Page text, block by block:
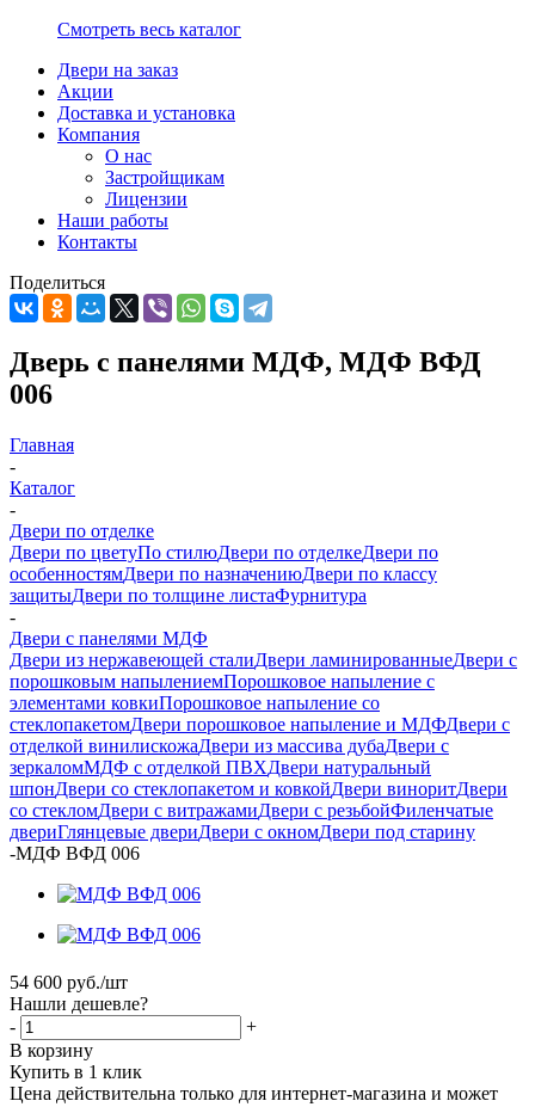
Смотреть весь каталог
Двери на заказ
Акции
Доставка и установка
Компания
О нас
Застройщикам
Лицензии
Наши работы
Контакты
Поделиться
Дверь с панелями МДФ, МДФ ВФД
006
Главная
-
Каталог
-
Двери по отделке
Двери по цветуПо стилюДвери по отделкеДвери по
особенностямДвери по назначениюДвери по классу
защитыДвери по толщине листаФурнитура
-
Двери с панелями МДФ
Двери из нержавеющей сталиДвери ламинированныеДвери с
порошковым напылениемПорошковое напыление с
элементами ковкиПорошковое напыление со
стеклопакетомДвери порошковое напыление и МДФДвери с
отделкой винилискожаДвери из массива дубаДвери с
зеркаломМДФ с отделкой ПВХДвери натуральный
шпонДвери со стеклопакетом и ковкойДвери виноритДвери
со стекломДвери с витражамиДвери с резьбойФиленчатые
двериГлянцевые двериДвери с окномДвери под старину
-МДФ ВФД 006
54 600 руб./шт
Нашли дешевле?
-
+
В корзину
Купить в 1 клик
Цена действительна только для интернет-магазина и может